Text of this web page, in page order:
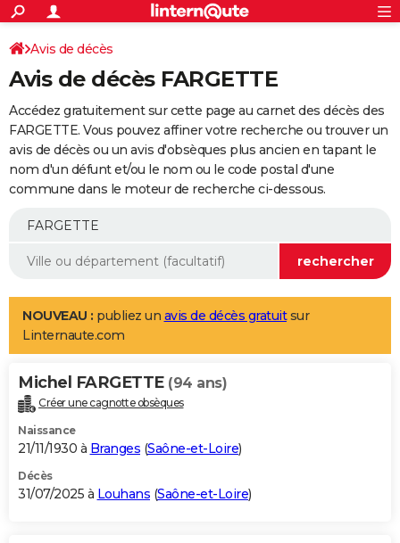
ACTUALITÉS
Politique
Société
Faits Divers
Education
Monde
Villes
+
SPORT
Coupe du monde 2026
Football
Tennis
Cyclisme
Rugby
Forum
Programme TV
TNT
Streaming
Cinéma
Sorties cinéma
Musique
+
FINANCE
Retraite
Epargne
Immobilier
Risques naturels par ville
Banque
Assurance
AUTO
Essais
Réserver un essai
Citadines
Berlines
SUV
Forum auto
+
Mobiles
Meilleur smartphone
Internet
Ordinateurs
Jeux vidéo
Guide high-tech
Aménagement intérieur
LIFESTYLE
Art de vivre
Bien-être
Loisirs
Mode
Modes de vie
Alimentation
Guide de la santé
Maladies
Médicaments
Sommeil
VOYAGE
Destinations
City break
Voyage nature
Voyage de noces
Forum
Climat
+PHOTO
GUIDES D'ACHAT
BONS PLANS
Avis de décès
Avis de décès FARGETTE
Accédez gratuitement sur cette page au carnet des décès des
FARGETTE. Vous pouvez affiner votre recherche ou trouver un
avis de décès ou un avis d'obsèques plus ancien en tapant le
nom d'un défunt et/ou le nom ou le code postal d'une
commune dans le moteur de recherche ci-dessous.
NOUVEAU : publiez un avis de décès gratuitsur
Linternaute.com
Michel FARGETTE (94 ans)
Créer une cagnotte obsèques
Naissance
21/11/1930 à Branges (Saône-et-Loire)
Décès
31/07/2025 à Louhans (Saône-et-Loire)